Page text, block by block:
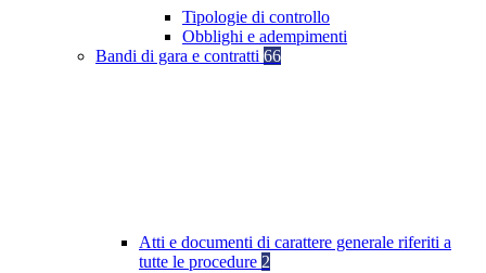
Tipologie di controllo
Obblighi e adempimenti
Bandi di gara e contratti 66
Atti e documenti di carattere generale riferiti a
tutte le procedure 2